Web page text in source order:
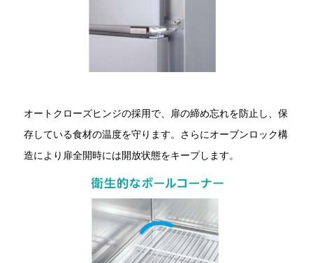
オートクローズヒンジの採用で、扉の締め忘れを防止し、保
存している食材の温度を守ります。さらにオーブンロック構
造により扉全開時には開放状態をキープします。